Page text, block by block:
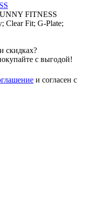
FITNESS
Clear Fit; G-Plate;
скидках?
с выгодой!
и согласен с